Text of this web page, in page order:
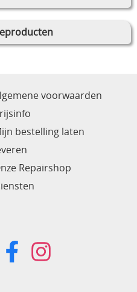
voorwaarden
bestelling laten
Repairshop